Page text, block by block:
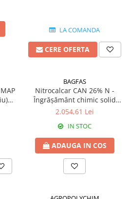
LA COMANDA
CERE OFERTA
BAGFAS
Nitrocalcar CAN 26% N -
Îngrășământ chimic solid
granulat origine Turcia
2.054,61 Lei
IN STOC
ADAUGA IN COS